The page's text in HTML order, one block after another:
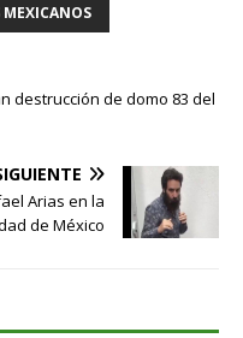
MEXICANOS
destrucción de domo 83 del
Arias en la
de México